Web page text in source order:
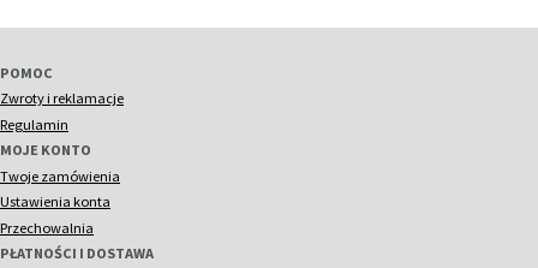
POMOC
Zwroty i reklamacje
Regulamin
MOJE KONTO
Twoje zamówienia
Ustawienia konta
Przechowalnia
PŁATNOŚCI I DOSTAWA